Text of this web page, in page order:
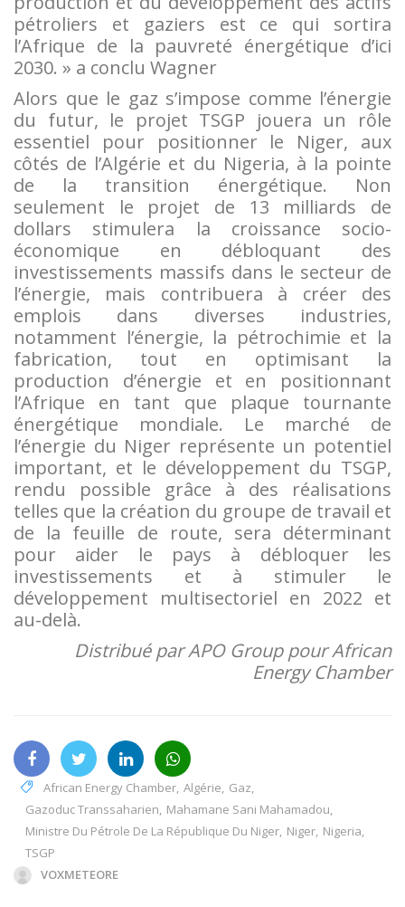
pétroliers et gaziers est ce qui sortira
l’Afrique de la pauvreté énergétique d’ici
2030. » a conclu Wagner
Alors que le gaz s’impose comme l’énergie
du futur, le projet TSGP jouera un rôle
essentiel pour positionner le Niger, aux
côtés de l’Algérie et du Nigeria, à la pointe
de la transition énergétique. Non
seulement le projet de 13 milliards de
dollars stimulera la croissance socio-
économique en débloquant des
investissements massifs dans le secteur de
l’énergie, mais contribuera à créer des
emplois dans diverses industries,
notamment l’énergie, la pétrochimie et la
fabrication, tout en optimisant la
production d’énergie et en positionnant
l’Afrique en tant que plaque tournante
énergétique mondiale. Le marché de
l’énergie du Niger représente un potentiel
important, et le développement du TSGP,
rendu possible grâce à des réalisations
telles que la création du groupe de travail et
de la feuille de route, sera déterminant
pour aider le pays à débloquer les
investissements et à stimuler le
développement multisectoriel en 2022 et
au-delà.
Distribué par APO Group pour African
Energy Chamber
African Energy Chamber, Algérie, Gaz,
Gazoduc Transsaharien, Mahamane Sani Mahamadou,
Ministre Du Pétrole De La République Du Niger, Niger, Nigeria,
TSGP
VOXMETEORE